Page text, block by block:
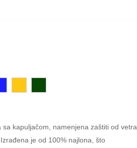
sa kapuljačom, namenjena zaštiti od vetra
je od 100% najlona, što